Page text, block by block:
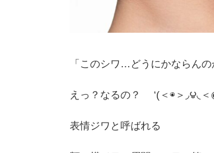
「このシワ…どうにかならんの
えっ？なるの？ ‘(＜◉＞◞౪◟＜
表情ジワと呼ばれる